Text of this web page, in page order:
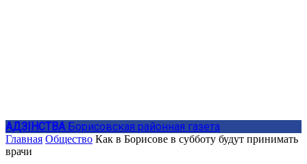
АДЗIНСТВА Борисовская районная газета
Главная Общество Как в Борисове в субботу будут принимать
врачи